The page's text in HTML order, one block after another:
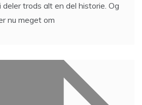
trods alt en del historie. Og
nu meget om